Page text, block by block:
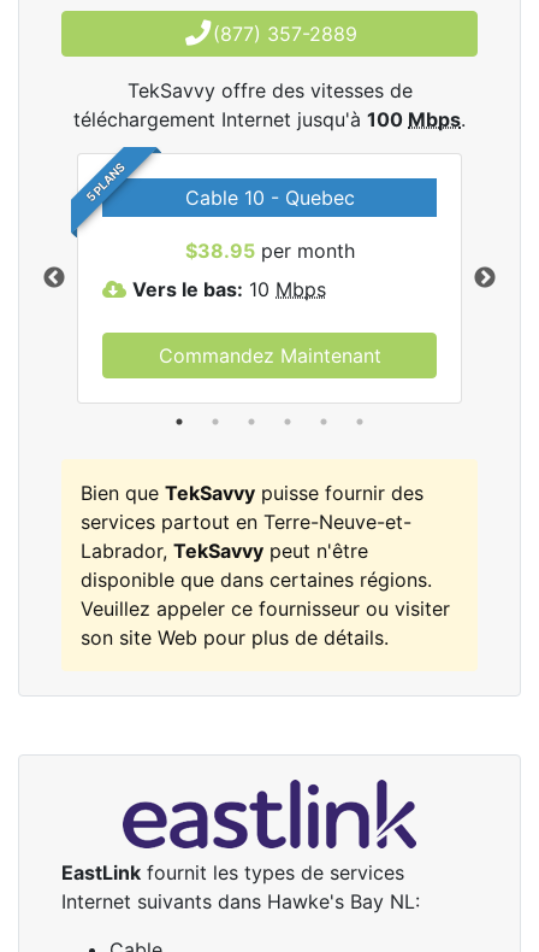
(877) 357-2889
TekSavvy offre des vitesses de
téléchargement Internet jusqu'à 100 Mbps.
5 PLANS Cable 10 - Quebec
$38.95per month
Vers le bas: 10 Mbps
Commandez Maintenant
Bien que TekSavvy puisse fournir des
services partout en Terre-Neuve-et-
Labrador, TekSavvy peut n'être
disponible que dans certaines régions.
Veuillez appeler ce fournisseur ou visiter
son site Web pour plus de détails.
EastLink fournit les types de services
Internet suivants dans Hawke's Bay NL: